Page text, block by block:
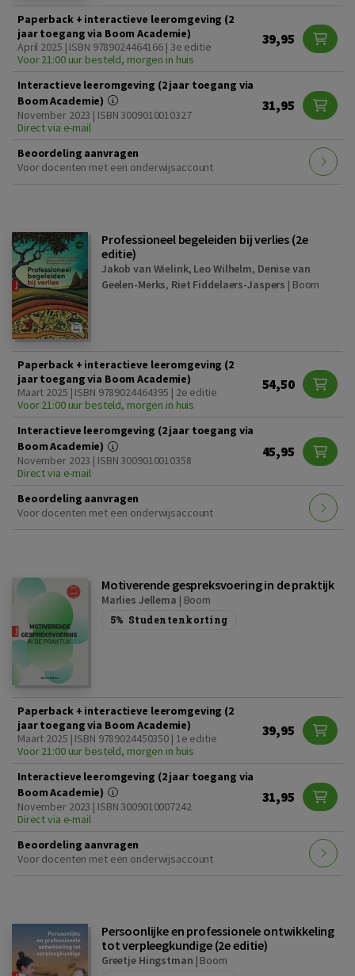
Paperback + interactieve leeromgeving (2
jaar toegang via Boom Academie)
April 2025 | ISBN 9789024464166 | 3e editie
Voor 21:00 uur besteld, morgen in huis
39,95
Interactieve leeromgeving (2 jaar toegang via
Boom Academie)
November 2023 | ISBN 3009010010327
Direct via e-mail
31,95
Beoordeling aanvragen
Voor docenten met een onderwijsaccount
Professioneel begeleiden bij verlies (2e
editie)
Jakob van Wielink, Leo Wilhelm, Denise van
Geelen-Merks, Riet Fiddelaers-Jaspers | Boom
Paperback + interactieve leeromgeving (2
jaar toegang via Boom Academie)
Maart 2025 | ISBN 9789024464395 | 2e editie
Voor 21:00 uur besteld, morgen in huis
54,50
Interactieve leeromgeving (2 jaar toegang via
Boom Academie)
November 2023 | ISBN 3009010010358
Direct via e-mail
45,95
Beoordeling aanvragen
Voor docenten met een onderwijsaccount
Motiverende gespreksvoering in de praktijk
Marlies Jellema | Boom
5% Studentenkorting
Paperback + interactieve leeromgeving (2
jaar toegang via Boom Academie)
Maart 2025 | ISBN 9789024450350 | 1e editie
Voor 21:00 uur besteld, morgen in huis
39,95
Interactieve leeromgeving (2 jaar toegang via
Boom Academie)
November 2023 | ISBN 3009010007242
Direct via e-mail
31,95
Beoordeling aanvragen
Voor docenten met een onderwijsaccount
Persoonlijke en professionele ontwikkeling
tot verpleegkundige (2e editie)
Greetje Hingstman | Boom